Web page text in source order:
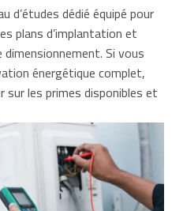
d’études dédié équipé pour
plans d’implantation et
Si vous
énergétique complet,
les primes disponibles et